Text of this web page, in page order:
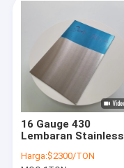
16 Gauge 430
Lembaran Stainless
Mm No.4 Selesai
Harga:$2300/TON